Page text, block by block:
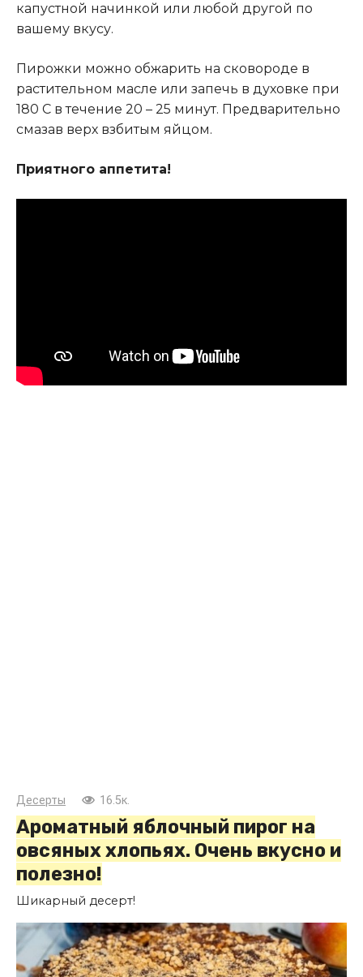
капустной начинкой или любой другой по
вашему вкусу.
Пирожки можно обжарить на сковороде в
растительном масле или запечь в духовке при
180 С в течение 20 – 25 минут. Предварительно
смазав верх взбитым яйцом.
Приятного аппетита!
Десерты 16.5к.
Ароматный яблочный пирог на
овсяных хлопьях. Очень вкусно и
полезно!
Шикарный десерт!